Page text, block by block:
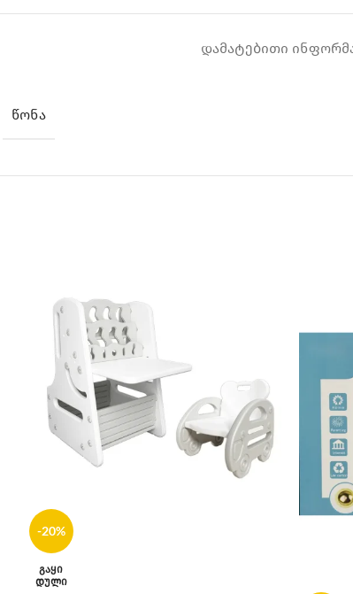
ᲓᲐᲛᲐᲢᲔᲑᲘᲗᲘ
ᲬᲝᲜᲐ
-20%
ᲒᲐᲧᲘ
ᲓᲣᲚᲘ